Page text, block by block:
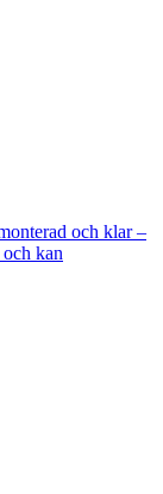
och klar –
kan